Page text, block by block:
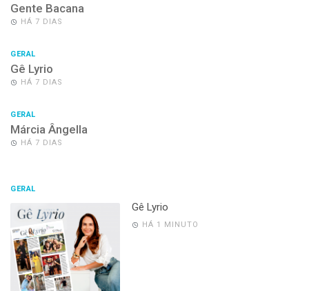
Gente Bacana
HÁ 7 DIAS
GERAL
Gê Lyrio
HÁ 7 DIAS
GERAL
Márcia Ângella
HÁ 7 DIAS
GERAL
Gê Lyrio
HÁ 1 MINUTO